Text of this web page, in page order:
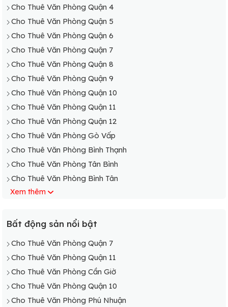
Cho Thuê Văn Phòng Quận 4
Cho Thuê Văn Phòng Quận 5
Cho Thuê Văn Phòng Quận 6
Cho Thuê Văn Phòng Quận 7
Cho Thuê Văn Phòng Quận 8
Cho Thuê Văn Phòng Quận 9
Cho Thuê Văn Phòng Quận 10
Cho Thuê Văn Phòng Quận 11
Cho Thuê Văn Phòng Quận 12
Cho Thuê Văn Phòng Gò Vấp
Cho Thuê Văn Phòng Bình Thạnh
Cho Thuê Văn Phòng Tân Bình
Cho Thuê Văn Phòng Bình Tân
Cho Thuê Văn Phòng Phú Nhuận
Cho Thuê Văn Phòng Cần Giờ
Cho Thuê Văn Phòng Hóc Môn
Cho Thuê Văn Phòng Nhà Bè
Cho Thuê Văn Phòng Thủ Đức
Xem thêm
Bất động sản nổi bật
Cho Thuê Văn Phòng Quận 7
Cho Thuê Văn Phòng Quận 11
Cho Thuê Văn Phòng Cần Giờ
Cho Thuê Văn Phòng Quận 10
Cho Thuê Văn Phòng Phú Nhuận